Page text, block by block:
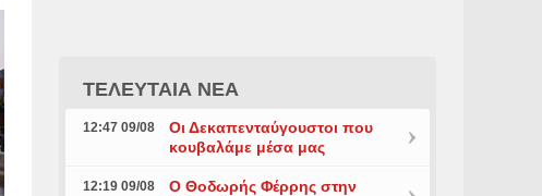
ΤΕΛΕΥΤΑΙΑ ΝΕΑ
12:47 09/08
Οι Δεκαπενταύγουστοι που
κουβαλάμε μέσα μας
12:19 09/08
Ο Θοδωρής Φέρρης στην